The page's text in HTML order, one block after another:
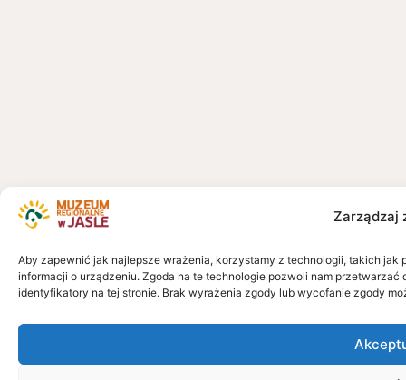
Zarządzaj
Aby zapewnić jak najlepsze wrażenia, korzystamy z technologii, takich
informacji o urządzeniu. Zgoda na te technologie pozwoli nam
identyfikatory na tej stronie. Brak wyrażenia zgody lub wycofanie zgody